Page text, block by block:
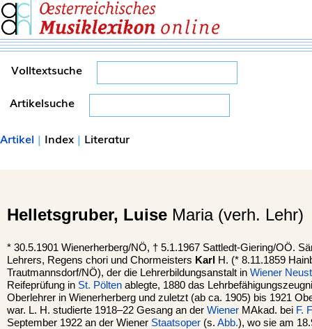
Volltextsuche
Artikelsuche
Artikel | Index | Literatur
Helletsgruber, Luise Maria (verh. Lehr)
* 30.5.1901 Wienerherberg/NÖ, † 5.1.1967 Sattledt-Giering/OÖ.
Lehrers, Regens chori und Chormeisters Karl
H. (* 8.11.1859
Trautmannsdorf/NÖ), der die Lehrerbildungsanstalt in Wiener
Reifeprüfung in St. Pölten ablegte, 1880 das
Oberlehrer in Wienerherberg und zuletzt (ab ca. 1905) bis 1921
war. L. H. studierte 1918–22 Gesang an der Wiener MAkad. bei F.
September 1922 an der Wiener Staatsoper (s. Abb.), wo sie am